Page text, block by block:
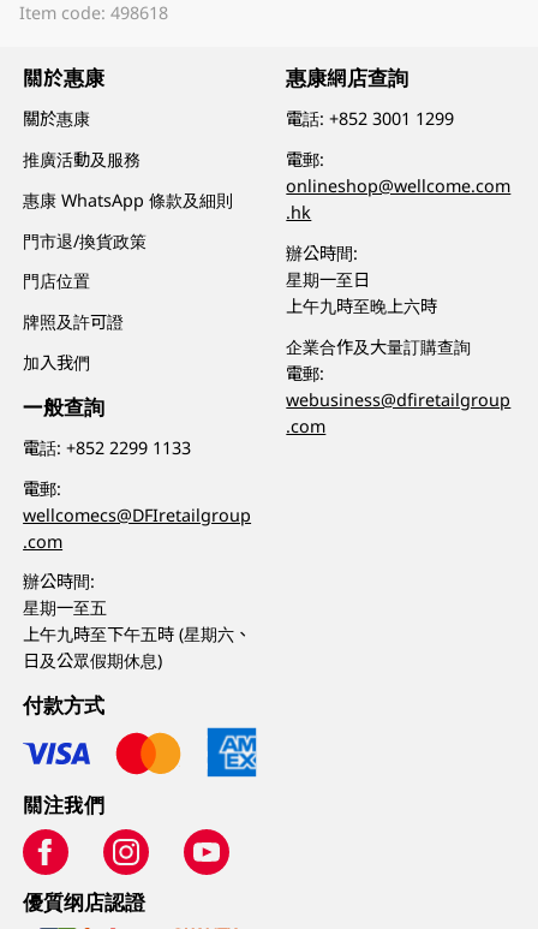
Item code: 498618
關於惠康
關於惠康
推廣活動及服務
惠康 WhatsApp 條款及細則
門市退/換貨政策
門店位置
牌照及許可證
加入我們
一般查詢
電話:+852 2299 1133
電郵:
wellcomecs@DFIretailgroup
.com
辦公時間:
星期一至五
上午九時至下午五時 (星期六、
日及公眾假期休息)
惠康網店查詢
電話:+852 3001 1299
電郵:
onlineshop@wellcome.com
.hk
辦公時間:
星期一至日
上午九時至晚上六時
企業合作及大量訂購查詢
電郵:
webusiness@dfiretailgroup
.com
付款方式
關注我們
優質纲店認證